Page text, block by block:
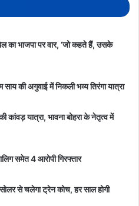
का भाजपा पर वार, ‘जो कहते हैं, उसके
की अगुवाई में निकली भव्य तिरंगा यात्रा
यात्रा, भावना बोहरा के नेतृत्व में
समेत 4 आरोपी गिरफ्तार
से चलेगा ट्रेन कोच, हर साल होगी